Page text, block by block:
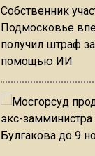
Собственник
Подмосковье
получил штраф
помощью ИИ